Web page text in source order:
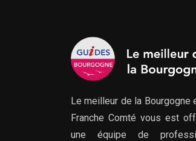
Le meilleur de la Bourgogne
Franche Comté vous est
une équipe de